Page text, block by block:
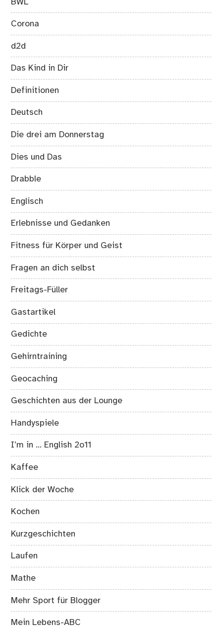
Corona
d2d
Das Kind in Dir
Definitionen
Deutsch
Die drei am Donnerstag
Dies und Das
Drabble
Englisch
Erlebnisse und Gedanken
Fitness für Körper und Geist
Fragen an dich selbst
Freitags-Füller
Gastartikel
Gedichte
Gehirntraining
Geocaching
Geschichten aus der Lounge
Handyspiele
I’m in … English 2o11
Kaffee
Klick der Woche
Kochen
Kurzgeschichten
Laufen
Mathe
Mehr Sport für Blogger
Mein Lebens-ABC